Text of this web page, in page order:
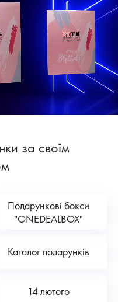
за своїм
Подарункові бокси
"ONEDEALBOX"
Каталог подарунків
14 лютого